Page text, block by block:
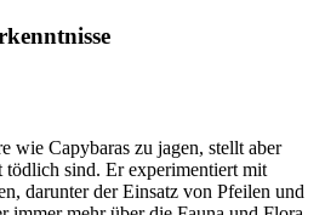
wie Capybaras zu jagen, stellt aber
tödlich sind. Er experimentiert mit
darunter der Einsatz von Pfeilen und